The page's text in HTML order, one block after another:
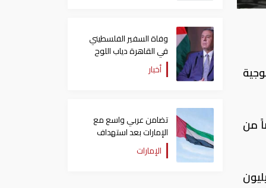
من
3.4% على أساس سنوي ليصل إلى ما يقرب من 14.13 تريليون
وفاة السفير الفلسطيني
في القاهرة دياب اللوح
أخبار
تضامن عربي واسع مع
الإمارات بعد استهداف
ناقلة في مضيق هرمز
الإمارات